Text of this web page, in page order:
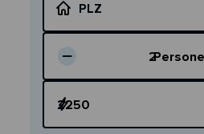
PLZ
2